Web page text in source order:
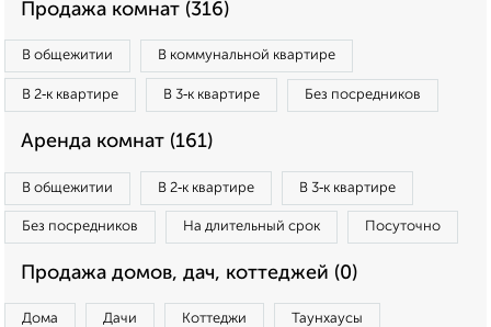
Продажа комнат (316)
В общежитии В коммунальной квартире
В 2‑к квартире В 3‑к квартире Без посредников
Аренда комнат (161)
В общежитии В 2‑к квартире В 3‑к квартире
Без посредников На длительный срок Посуточно
Продажа домов, дач, коттеджей (0)
Дома Дачи Коттеджи Таунхаусы